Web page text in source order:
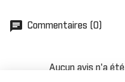
chat Commentaires (0)
Aucun avis n'a